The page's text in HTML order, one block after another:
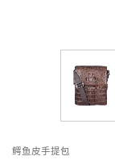
鳄鱼皮手提包